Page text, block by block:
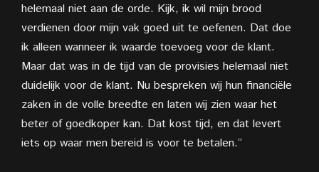
helemaal niet aan de orde. Kijk, ik wil mijn brood
verdienen door mijn vak goed uit te oefenen. Dat doe
ik alleen wanneer ik waarde toevoeg voor de klant.
Maar dat was in de tijd van de provisies helemaal niet
duidelijk voor de klant. Nu bespreken wij hun financiële
zaken in de volle breedte en laten wij zien waar het
beter of goedkoper kan. Dat kost tijd, en dat levert
iets op waar men bereid is voor te betalen.”